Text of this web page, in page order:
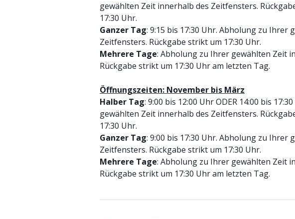
gewählten Zeit innerhalb des Zeitfensters.
17:30 Uhr.
Ganzer Tag: 9:15 bis 17:30 Uhr. Abholung zu Ihrer
Zeitfensters. Rückgabe strikt um 17:30 Uhr.
Mehrere Tage: Abholung zu Ihrer gewählten Zeit
Rückgabe strikt um 17:30 Uhr am letzten Tag.
Öffnungszeiten: November bis März
Halber Tag: 9:00 bis 12:00 Uhr ODER 14:00 bis
gewählten Zeit innerhalb des Zeitfensters.
17:30 Uhr.
Ganzer Tag: 9:00 bis 17:30 Uhr. Abholung zu Ihrer
Zeitfensters. Rückgabe strikt um 17:30 Uhr.
Mehrere Tage: Abholung zu Ihrer gewählten Zeit
Rückgabe strikt um 17:30 Uhr am letzten Tag.